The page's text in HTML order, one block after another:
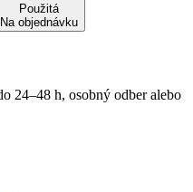
Použitá
Na objednávku
24–48 h, osobný odber alebo